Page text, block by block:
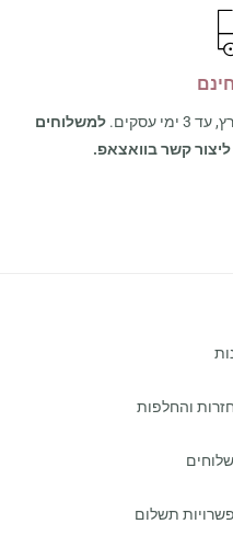
למשלוחים
ליצור קשר בוואצאפ.
והחלפות
תשלום